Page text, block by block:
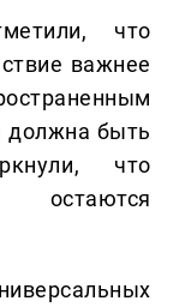
что
важнее
должна быть
что
остаются